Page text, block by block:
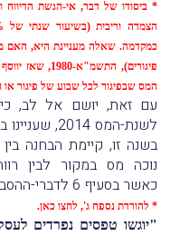
* ביסודו של דבר, אי-הגשת הדיווח
הצמדה וריבית
כמקדמה. שאלה מעניינת היא, האם
פיגורים), התשמ"א-1980, שאז יווסף לחוב האמור
המס שבפיגור לכל שבוע של פיגור או
עם זאת, יושם אל לב,
לשנת-המס
בשנה זו, קיימת הבחנה
נוכה מס במקור לבין
כאשר בסעיף 6 לדברי-ההסבר לאותו נספח מצוין כדלקמן:
* להורדת נספח ג', לחצו כאן.
"יוגשו טפסים נפרדים